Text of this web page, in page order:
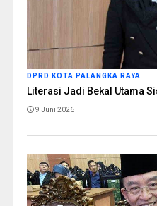
DPRD KOTA PALANGKA RAYA
Literasi Jadi Bekal Utama
9 Juni 2026